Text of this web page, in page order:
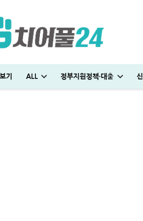
기 ALL 정부지원정책·대출
회복위원회 소액대출
01-23 ALL